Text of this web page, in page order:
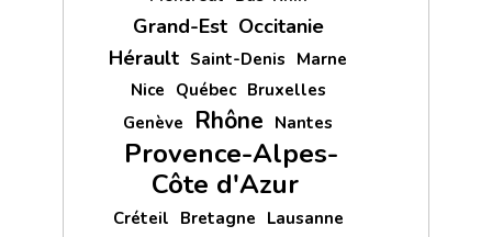
Grand-Est Occitanie
Hérault Saint-Denis Marne
Nice Québec Bruxelles
Genève
Rhône Nantes
Provence-Alpes-
Côte d'Azur
Créteil Bretagne Lausanne